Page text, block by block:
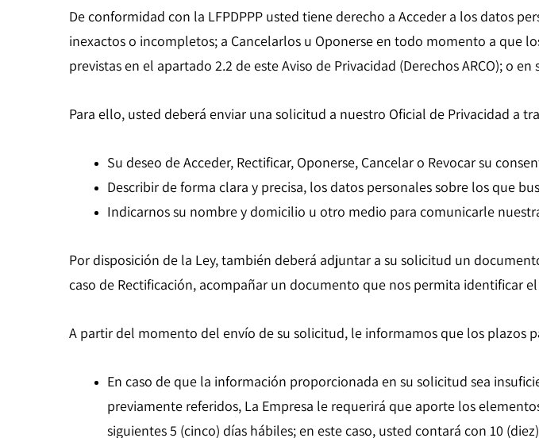
De conformidad con la LFPDPPP usted tiene derecho a Acceder a los datos
inexactos o incompletos; a Cancelarlos u Oponerse en todo momento a que
previstas en el apartado 2.2 de este Aviso de Privacidad (Derechos ARCO); o
Para ello, usted deberá enviar una solicitud a nuestro Oficial de Privacidad a
Su deseo de Acceder, Rectificar, Oponerse, Cancelar o Revocar su
Describir de forma clara y precisa, los datos personales sobre los que
Indicarnos su nombre y domicilio u otro medio para comunicarle
Por disposición de la Ley, también deberá adjuntar a su solicitud un
caso de Rectificación, acompañar un documento que nos permita identificar
A partir del momento del envío de su solicitud, le informamos que los plazos
En caso de que la información proporcionada en su solicitud sea
previamente referidos, La Empresa le requerirá que aporte los
siguientes 5 (cinco) días hábiles; en este caso, usted contará con 10